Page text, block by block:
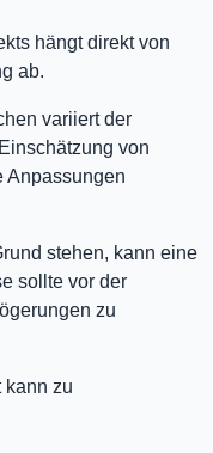
hängt direkt von
ab.
variiert der
von
Anpassungen
stehen, kann eine
sollte vor der
zu
kann zu